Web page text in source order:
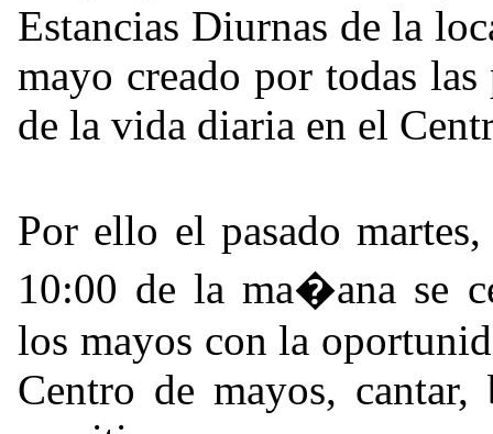
Estancias Diurnas de la
mayo creado por todas
de la vida diaria en el
Por ello el pasado
10:00 de la ma�ana se
los mayos con la
Centro de mayos,